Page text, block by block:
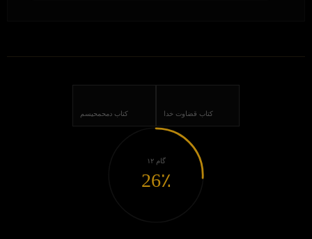
کتاب قضاوت خدا کتاب دمحمحیسم
گام ۱۲
26٪